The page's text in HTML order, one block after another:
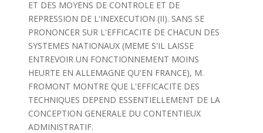
ET DES MOYENS DE CONTROLE ET DE
REPRESSION DE L'INEXECUTION (II). SANS SE
PRONONCER SUR L'EFFICACITE DE CHACUN DES
SYSTEMES NATIONAUX (MEME S'IL LAISSE
ENTREVOIR UN FONCTIONNEMENT MOINS
HEURTE EN ALLEMAGNE QU'EN FRANCE), M.
FROMONT MONTRE QUE L'EFFICACITE DES
TECHNIQUES DEPEND ESSENTIELLEMENT DE LA
CONCEPTION GENERALE DU CONTENTIEUX
ADMINISTRATIF.